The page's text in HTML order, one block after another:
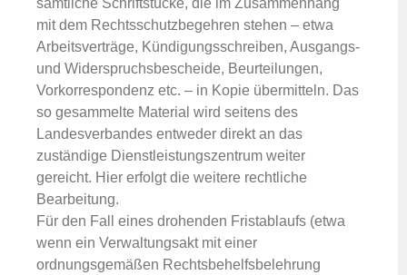
sämtliche Schriftstücke, die im Zusammenhang
mit dem Rechtsschutzbegehren stehen – etwa
Arbeitsverträge, Kündigungsschreiben, Ausgangs-
und Widerspruchsbescheide, Beurteilungen,
Vorkorrespondenz etc. – in Kopie übermitteln. Das
so gesammelte Material wird seitens des
Landesverbandes entweder direkt an das
zuständige Dienstleistungszentrum weiter
gereicht. Hier erfolgt die weitere rechtliche
Bearbeitung.
Für den Fall eines drohenden Fristablaufs (etwa
wenn ein Verwaltungsakt mit einer
ordnungsgemäßen Rechtsbehelfsbelehrung